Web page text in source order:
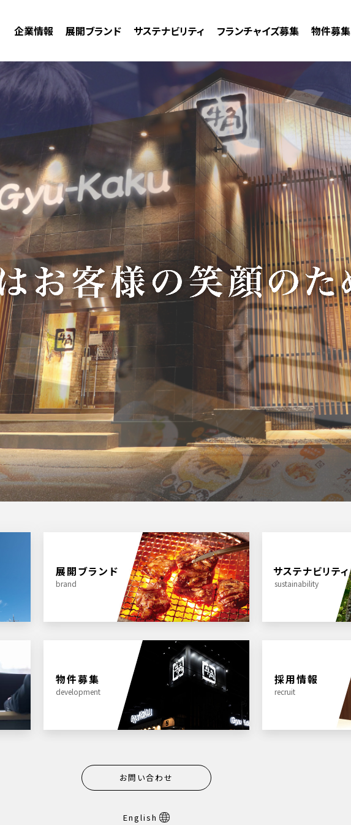
企業情報
ご挨拶
企業理念
展開ブランド
海外事業
サステナビリティ
サステナビリティ
マテリアリティ
フランチャイズ募集
フランチャイズ募集トップ
FC事業サポート
FC加盟募集ブランド
開業までの流れ
加盟についてのお問い合わせ
物件募集
展開ブランド
brand
サステナビリティ
sustainability
物件募集
development
採用情報
recruit
お問い合わせ
English